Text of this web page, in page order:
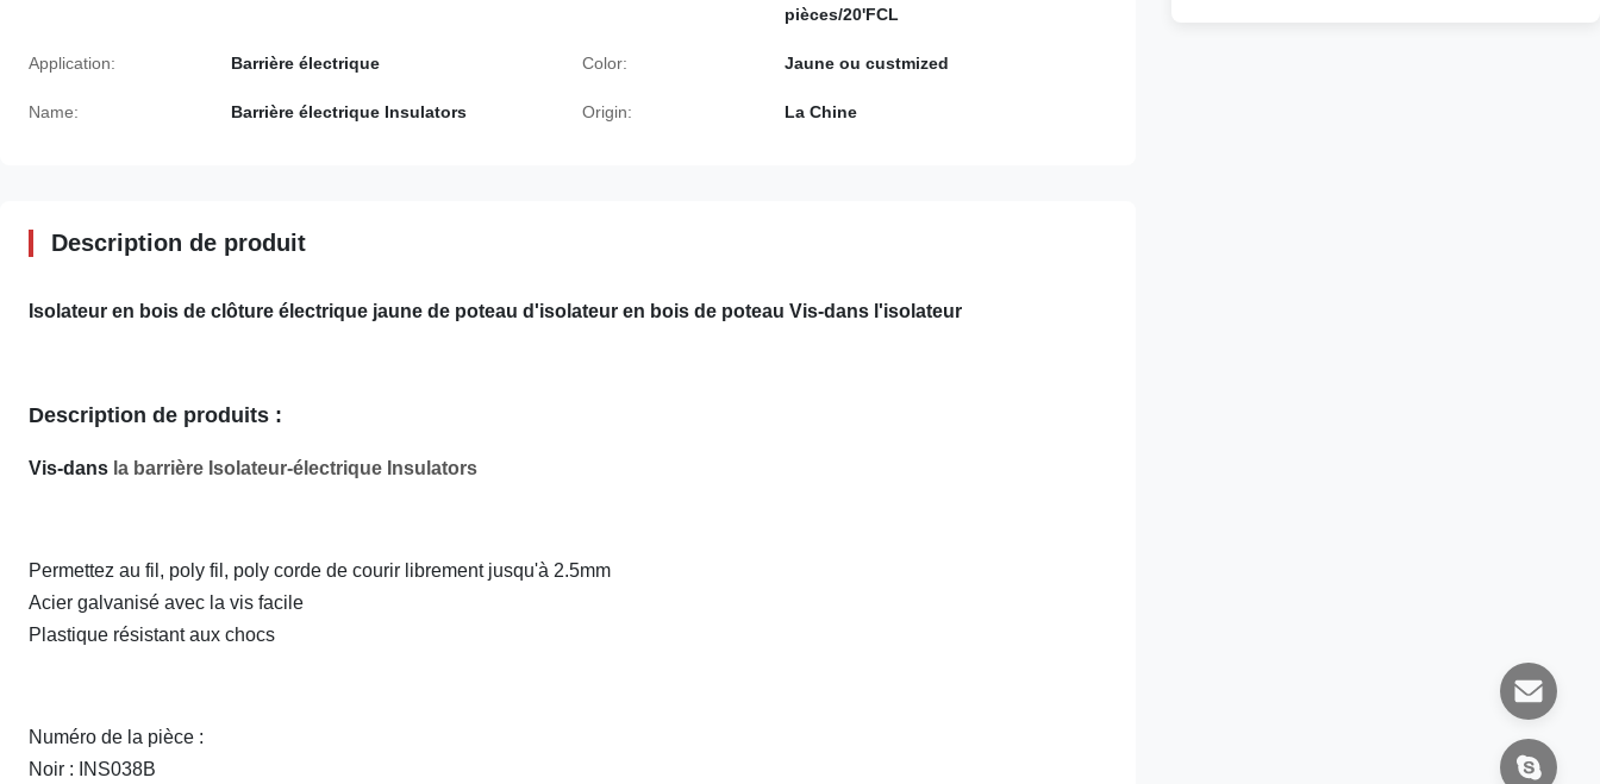
pièces/20'FCL
Application: Barrière électrique Color: Jaune ou custmized
Name: Barrière électrique Insulators Origin: La Chine
Description de produit
Isolateur en bois de clôture électrique jaune de poteau d'isolateur en bois de poteau Vis-dans l'isolateur
Description de produits :
Vis-dans la barrière Isolateur-électrique Insulators
Permettez au fil, poly fil, poly corde de courir librement jusqu'à 2.5mm
Acier galvanisé avec la vis facile
Plastique résistant aux chocs
Numéro de la pièce :
Noir : INS038B